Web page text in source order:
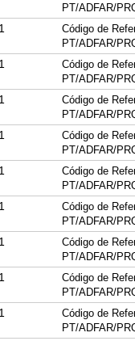
PT/ADFAR/
Código de
PT/ADFAR/
Código de
PT/ADFAR/
Código de
PT/ADFAR/
Código de
PT/ADFAR/
Código de
PT/ADFAR/
Código de
PT/ADFAR/
Código de
PT/ADFAR/
Código de
PT/ADFAR/
Código de
PT/ADFAR/